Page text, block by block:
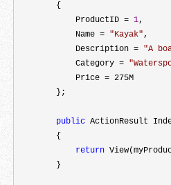
        {
            ProductID
= 1,
            Name
= "Kayak",
            Description
= "A
            Category
= "
            Price
= 275M
        };
public ActionResult
        {
return
        }